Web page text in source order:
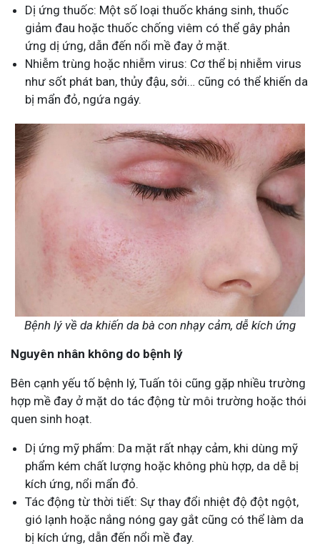
Dị ứng thuốc: Một số loại thuốc kháng sinh, thuốc
giảm đau hoặc thuốc chống viêm có thể gây phản
ứng dị ứng, dẫn đến nổi mề đay ở mặt.
Nhiễm trùng hoặc nhiễm virus: Cơ thể bị nhiễm virus
như sốt phát ban, thủy đậu, sởi… cũng có thể khiến da
bị mẩn đỏ, ngứa ngáy.
Bệnh lý về da khiến da bà con nhạy cảm, dễ kích ứng
Nguyên nhân không do bệnh lý
Bên cạnh yếu tố bệnh lý, Tuấn tôi cũng gặp nhiều trường
hợp mề đay ở mặt do tác động từ môi trường hoặc thói
quen sinh hoạt.
Dị ứng mỹ phẩm: Da mặt rất nhạy cảm, khi dùng mỹ
phẩm kém chất lượng hoặc không phù hợp, da dễ bị
kích ứng, nổi mẩn đỏ.
Tác động từ thời tiết: Sự thay đổi nhiệt độ đột ngột,
gió lạnh hoặc nắng nóng gay gắt cũng có thể làm da
bị kích ứng, dẫn đến nổi mề đay.